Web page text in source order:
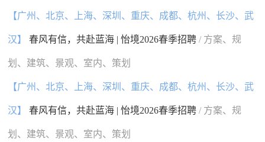
【广州、北京、上海、深圳、重庆、成都、杭州、长沙、武
汉】 春风有信，共赴蓝海 | 怡境2026春季招聘/ 方案、规
划、建筑、景观、室内、策划
【广州、北京、上海、深圳、重庆、成都、杭州、长沙、武
汉】 春风有信，共赴蓝海 | 怡境2026春季招聘/ 方案、规
划、建筑、景观、室内、策划